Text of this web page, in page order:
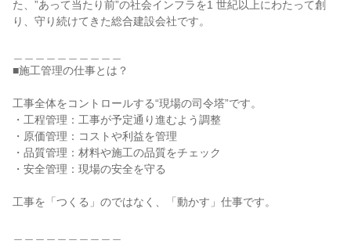
た、”あって当たり前”の社会インフラを1 世紀以上にわたって創
り、守り続けてきた総合建設会社です。
■施工管理の仕事とは？
工事全体をコントロールする“現場の司令塔”です。
・工程管理：工事が予定通り進むよう調整
・原価管理：コストや利益を管理
・品質管理：材料や施工の品質をチェック
・安全管理：現場の安全を守る
工事を「つくる」のではなく、「動かす」仕事です。